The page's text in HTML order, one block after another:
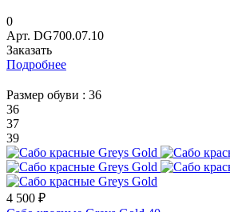
0
Арт. DG700.07.10
Заказать
Подробнее
Размер обуви : 36
36
37
39
4 500 ₽